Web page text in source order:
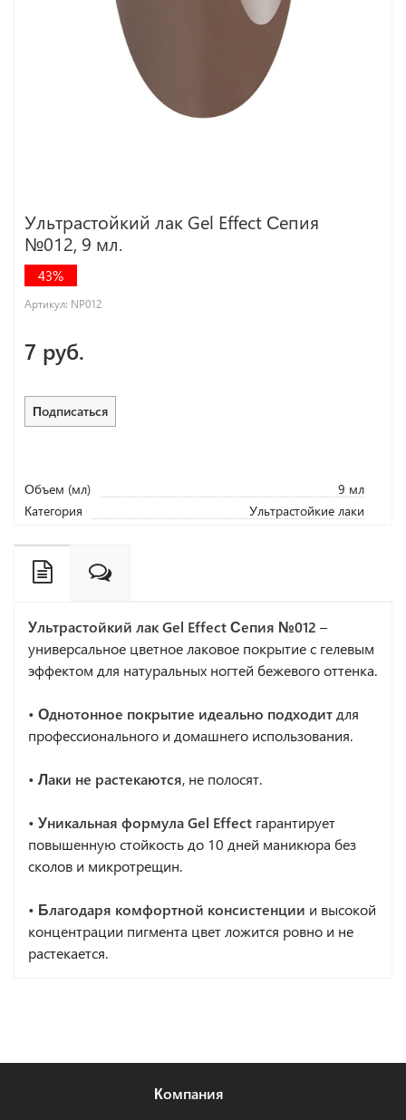
Ультрастойкий лак Gel Effect Сепия
№012, 9 мл.
43%
Артикул: NP012
7 руб.
Подписаться
Объем (мл)
9 мл
Категория
Ультрастойкие лаки
Ультрастойкий лак Gel Effect Сепия №012 –
универсальное цветное лаковое покрытие с гелевым
эффектом для натуральных ногтей бежевого оттенка.
• Однотонное покрытие идеально подходит для
профессионального и домашнего использования.
• Лаки не растекаются, не полосят.
• Уникальная формула Gel Effect гарантирует
повышенную стойкость до 10 дней маникюра без
сколов и микротрещин.
• Благодаря комфортной консистенции и высокой
концентрации пигмента цвет ложится ровно и не
растекается.
Компания